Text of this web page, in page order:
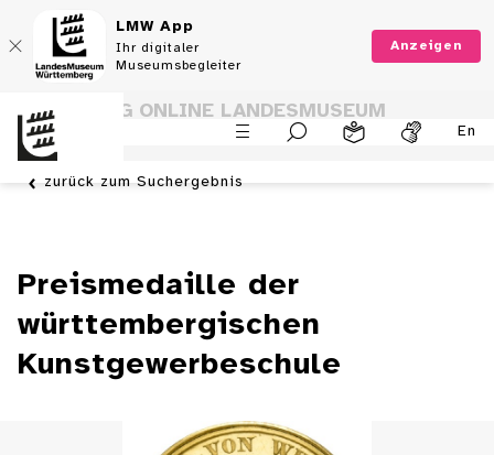
LMW App
Ihr digitaler
Museumsbegleiter
Anzeigen
En
SAMMLUNG ONLINE LANDESMUSEUM
WÜRTTEMBERG
zurück zum Suchergebnis
Preismedaille der
württembergischen
Kunstgewerbeschule